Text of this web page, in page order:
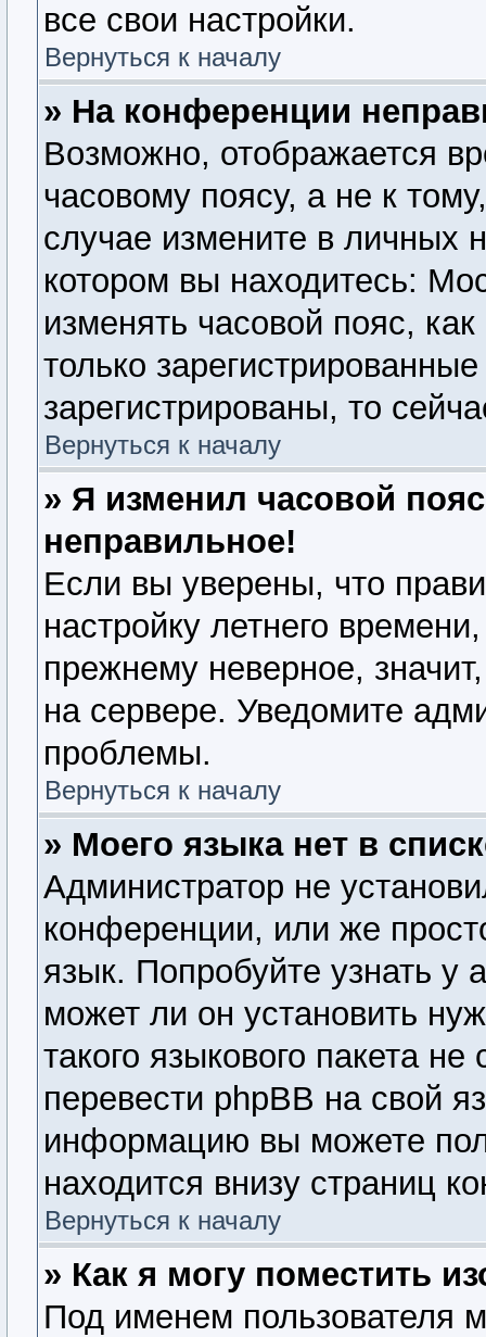
все свои настройки.
Вернуться к началу
» На конференции
Возможно, отображается
часовому поясу, а не к
случае измените в личных
котором вы находитесь:
изменять часовой пояс,
только
зарегистрированы, то
Вернуться к началу
» Я изменил часовой
неправильное!
Если вы уверены, что
настройку летнего
прежнему неверное,
на сервере. Уведомите
проблемы.
Вернуться к началу
» Моего языка нет в
Администратор не
конференции, или же
язык. Попробуйте узнать у
может ли он установить
такого языкового пакета
перевести phpBB на свой
информацию вы можете
находится внизу страниц
Вернуться к началу
» Как я могу поместить
Под именем пользователя